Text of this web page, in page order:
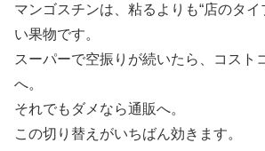
マンゴスチンは、粘るよりも“店のタイ
い果物です。
スーパーで空振りが続いたら、コスト
へ。
それでもダメなら通販へ。
この切り替えがいちばん効きます。